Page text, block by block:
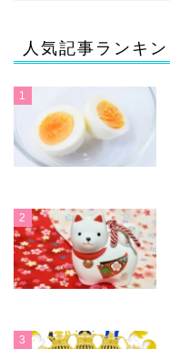
人気記事ランキ
1
2
3